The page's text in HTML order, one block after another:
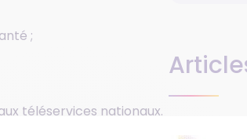
;
téléservices nationaux.